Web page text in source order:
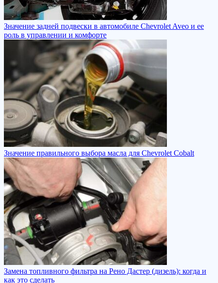
Значение задней подвески в автомобиле Chevrolet Aveo и ее
роль в управлении и комфорте
Значение правильного выбора масла для Chevrolet Cobalt
Замена топливного фильтра на Рено Дастер (дизель): когда и
как это сделать